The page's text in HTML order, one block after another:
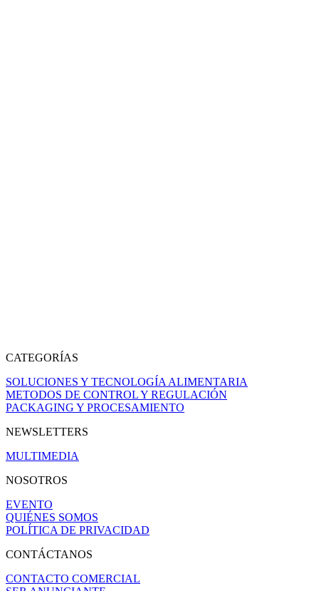
CATEGORÍAS
SOLUCIONES Y TECNOLOGÍA ALIMENTARIA
METODOS DE CONTROL Y REGULACIÓN
PACKAGING Y PROCESAMIENTO
NEWSLETTERS
MULTIMEDIA
NOSOTROS
EVENTO
QUIÉNES SOMOS
POLÍTICA DE PRIVACIDAD
CONTÁCTANOS
CONTACTO COMERCIAL